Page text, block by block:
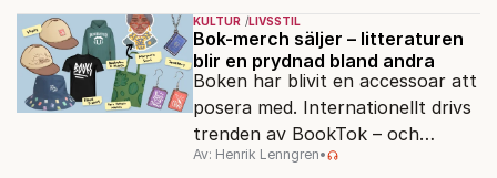
Hollywoodglans möter
egensinnighet.
KULTUR LIVSSTIL
Bok-merch säljer – litteraturen
blir en prydnad bland andra
Boken har blivit en accessoar att
posera med. Internationellt drivs
trenden av BookTok – och
förlagen följer efter.
Av: Henrik Lenngren•